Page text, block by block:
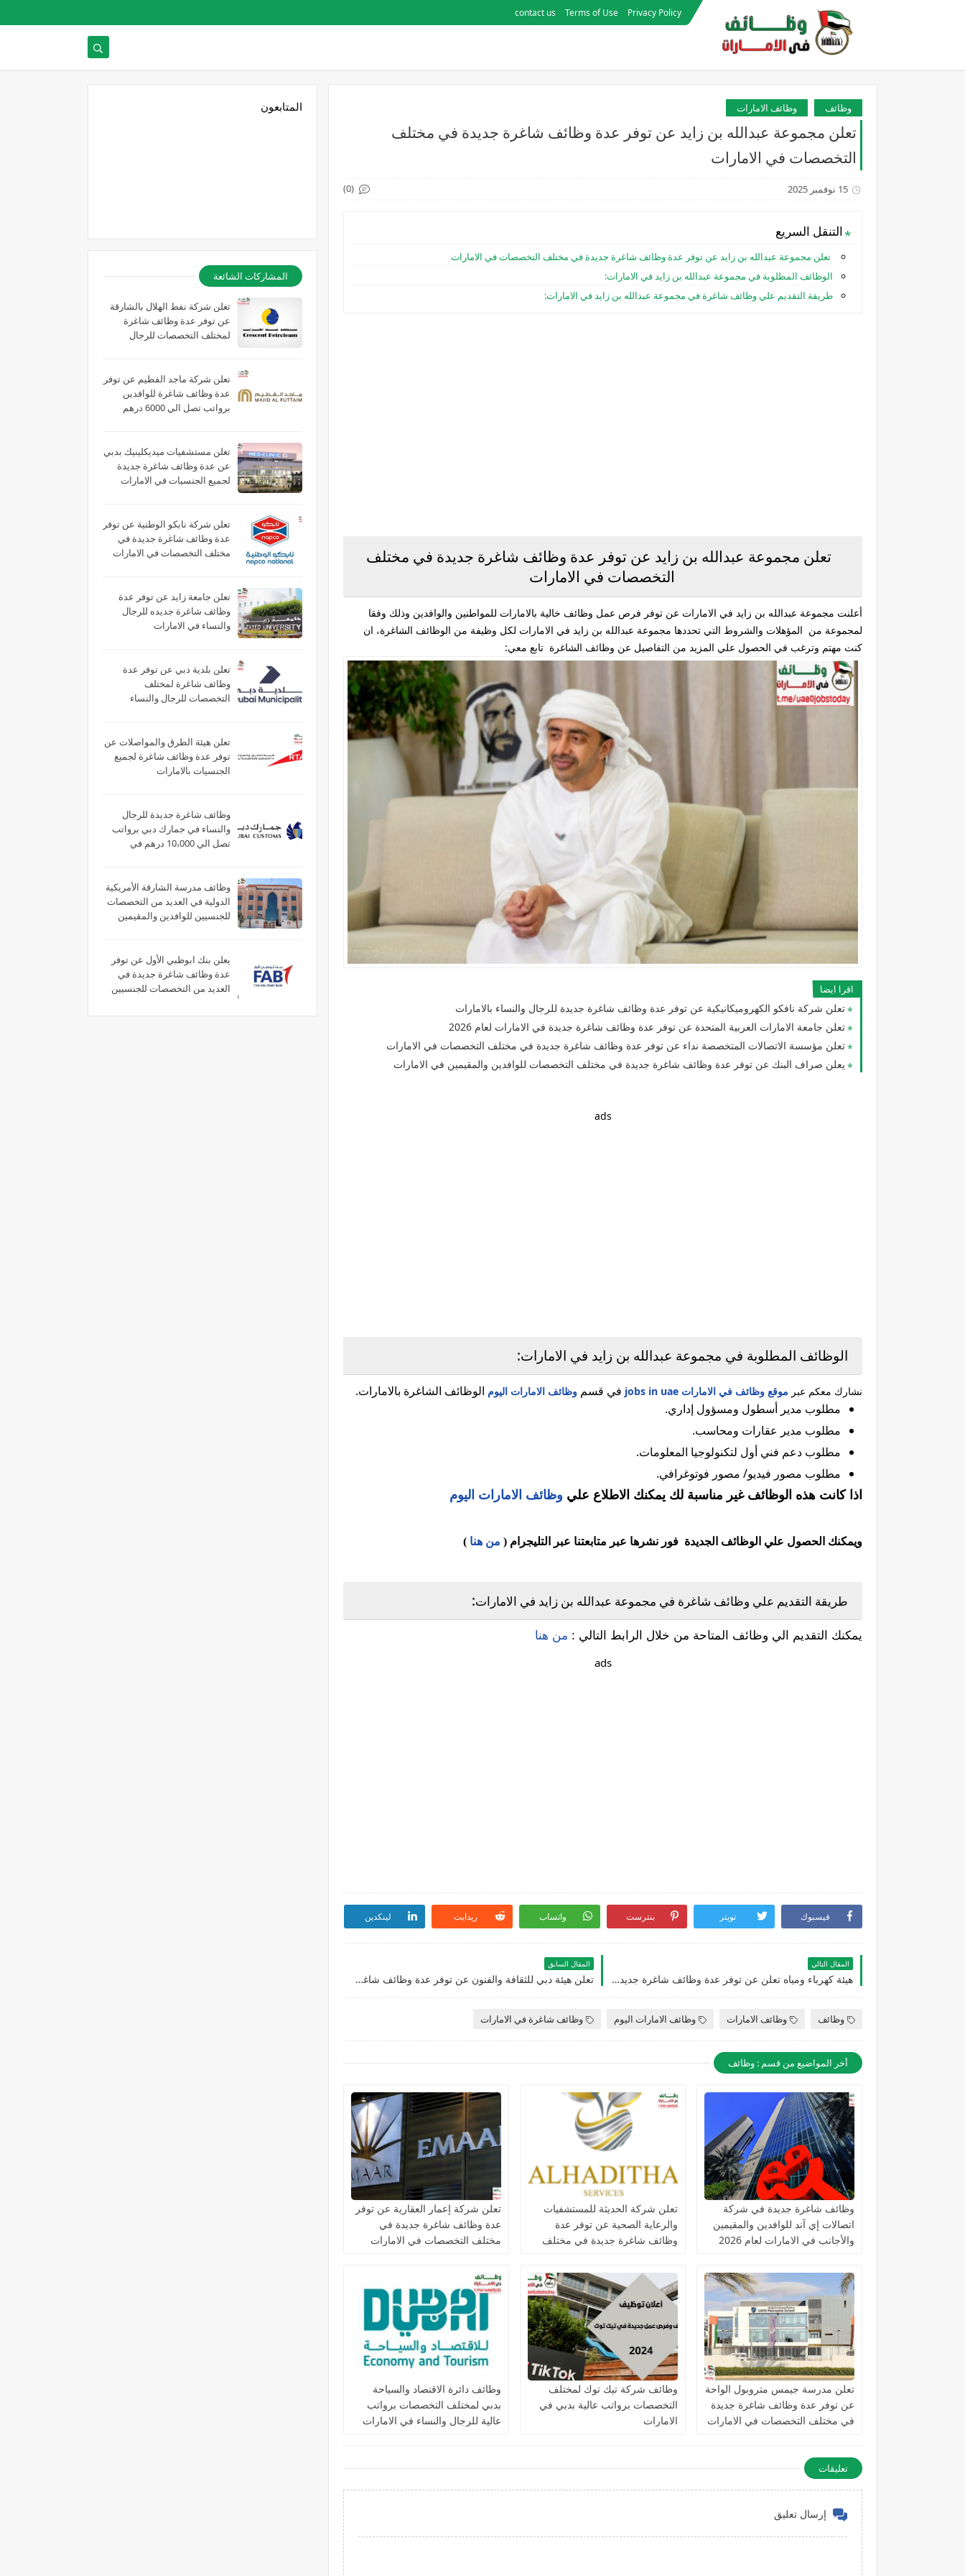
Privacy Policy
Terms of Use
contact us
وظائف وظائف الامارات
تعلن مجموعة عبدالله بن زايد عن توفر عدة وظائف شاغرة جديدة في مختلف
التخصصات في الامارات
15 نوفمبر 2025 (0)
التنقل السريع
تعلن مجموعة عبدالله بن زايد عن توفر عدة وظائف شاغرة جديدة في مختلف التخصصات في الامارات
الوظائف المطلوبة في مجموعة عبدالله بن زايد في الامارات:
طريقة التقديم علي وظائف شاغرة في مجموعة عبدالله بن زايد في الامارات:
تعلن مجموعة عبدالله بن زايد عن توفر عدة وظائف شاغرة جديدة في مختلف
التخصصات في الامارات
أعلنت مجموعة عبدالله بن زايد في الامارات عن توفر فرص عمل وظائف خالية بالامارات للمواطنين والوافدين وذلك وفقا
لمجموعة من المؤهلات والشروط التي تحددها مجموعة عبدالله بن زايد في الامارات لكل وظيفة من الوظائف الشاغرة، ان
كنت مهتم وترغب في الحصول علي المزيد من التفاصيل عن وظائف الشاغرة تابع معي:
اقرا ايضا
تعلن شركة نافكو الكهروميكانيكية عن توفر عدة وظائف شاغرة جديدة للرجال والنساء بالامارات
تعلن جامعة الامارات العربية المتحدة عن توفر عدة وظائف شاغرة جديدة في الامارات لعام 2026
تعلن مؤسسة الاتصالات المتخصصة نداء عن توفر عدة وظائف شاغرة جديدة في مختلف التخصصات في الامارات
يعلن صراف البنك عن توفر عدة وظائف شاغرة جديدة في مختلف التخصصات للوافدين والمقيمين في الامارات
ads
الوظائف المطلوبة في مجموعة عبدالله بن زايد في الامارات:
نشارك معكم عبر موقع وظائف في الامارات jobs in uae في قسم وظائف الامارات اليوم الوظائف الشاغرة بالامارات.
مطلوب مدير أسطول ومسؤول إداري.
مطلوب مدير عقارات ومحاسب.
مطلوب دعم فني أول لتكنولوجيا المعلومات.
مطلوب مصور فيديو/ مصور فوتوغرافي.
اذا كانت هذه الوظائف غير مناسبة لك يمكنك الاطلاع علي وظائف الامارات اليوم
ويمكنك الحصول علي الوظائف الجديدة فور نشرها عبر متابعتنا عبر التليجرام ( من هنا )
طريقة التقديم علي وظائف شاغرة في مجموعة عبدالله بن زايد في الامارات:
يمكنك التقديم الي وظائف المتاحة من خلال الرابط التالي : من هنا
ads
فيسبوك تويتر بنترست واتساب ريدايت لينكدين
المقال التالي
هيئة كهرباء ومياه تعلن عن توفر عدة وظائف شاغرة جديدة في العديد من التخصصات في الامارات
المقال السابق
تعلن هيئة دبي للثقافة والفنون عن توفر عدة وظائف شاغرة جديدة للجنسيين في العديد من التخصصات بدبي براتب يصل 20,000
وظائف وظائف الامارات وظائف الامارات اليوم وظائف شاغرة في الامارات
أخر المواضيع من قسم : وظائف
وظائف شاغرة جديدة في شركة
اتصالات إي آند للوافدين والمقيمين
والأجانب في الامارات لعام 2026
تعلن شركة الحديثة للمستشفيات
والرعاية الصحية عن توفر عدة
وظائف شاغرة جديدة في مختلف
تعلن شركة إعمار العقارية عن توفر
عدة وظائف شاغرة جديدة في
مختلف التخصصات في الامارات
تعلن مدرسة جيمس متروبول الواحة
عن توفر عدة وظائف شاغرة جديدة
في مختلف التخصصات في الامارات
وظائف شركة تيك توك لمختلف
التخصصات برواتب عالية بدبي في
الامارات
وظائف دائرة الاقتصاد والسياحة
بدبي لمختلف التخصصات برواتب
عالية للرجال والنساء في الامارات
تعليقات
إرسال تعليق
المتابعون
المشاركات الشائعة
تعلن شركة نفط الهلال بالشارقة
عن توفر عدة وظائف شاغرة
لمختلف التخصصات للرجال
تعلن شركة ماجد الفطيم عن توفر
عدة وظائف شاغرة للوافدين
برواتب تصل الي 6000 درهم
تعلن مستشفيات ميديكلينيك بدبي
عن عدة وظائف شاغرة جديدة
لجميع الجنسيات في الامارات
تعلن شركة نابكو الوطنية عن توفر
عدة وظائف شاغرة جديدة في
مختلف التخصصات في الامارات
تعلن جامعة زايد عن توفر عدة
وظائف شاغرة جديده للرجال
والنساء في الامارات
تعلن بلدية دبي عن توفر عدة
وظائف شاغرة لمختلف
التخصصات للرجال والنساء
تعلن هيئة الطرق والمواصلات عن
توفر عدة وظائف شاغرة لجميع
الجنسيات بالامارات
وظائف شاغرة جديدة للرجال
والنساء في جمارك دبي برواتب
تصل الي 10،000 درهم في
وظائف مدرسة الشارقة الأمريكية
الدولية في العديد من التخصصات
للجنسيين للوافدين والمقيمين
يعلن بنك ابوظبي الأول عن توفر
عدة وظائف شاغرة جديدة في
العديد من التخصصات للجنسيين